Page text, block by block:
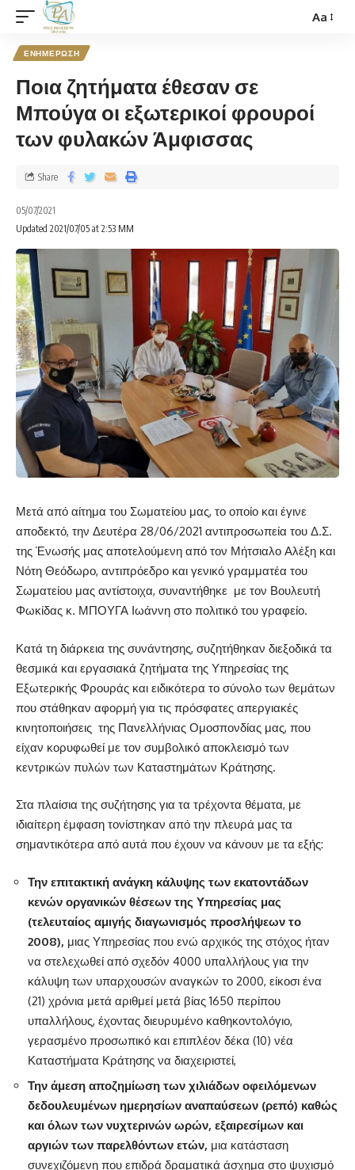
Aa
ΕΝΗΜΕΡΩΣΗ
Ποια ζητήματα έθεσαν σε
Μπούγα οι εξωτερικοί φρουροί
των φυλακών Άμφισσας
05/07/2021
Updated 2021/07/05 at 2:53 ΜΜ
Share
Μετά από αίτημα του Σωματείου μας, το οποίο και έγινε
αποδεκτό, την Δευτέρα 28/06/2021 αντιπροσωπεία του Δ.Σ.
της Ένωσής μας αποτελούμενη από τον Μήτσιαλο Αλέξη και
Νότη Θεόδωρο, αντιπρόεδρο και γενικό γραμματέα του
Σωματείου μας αντίστοιχα, συναντήθηκε με τον Βουλευτή
Φωκίδας κ. ΜΠΟΥΓΑ Ιωάννη στο πολιτικό του γραφείο.
Κατά τη διάρκεια της συνάντησης, συζητήθηκαν διεξοδικά τα
θεσμικά και εργασιακά ζητήματα της Υπηρεσίας της
Εξωτερικής Φρουράς και ειδικότερα το σύνολο των θεμάτων
που στάθηκαν αφορμή για τις πρόσφατες απεργιακές
κινητοποιήσεις της Πανελλήνιας Ομοσπονδίας μας, που
είχαν κορυφωθεί με τον συμβολικό αποκλεισμό των
κεντρικών πυλών των Καταστημάτων Κράτησης.
Στα πλαίσια της συζήτησης για τα τρέχοντα θέματα, με
ιδιαίτερη έμφαση τονίστηκαν από την πλευρά μας τα
σημαντικότερα από αυτά που έχουν να κάνουν με τα εξής:
Την επιτακτική ανάγκη κάλυψης των εκατοντάδων
κενών οργανικών θέσεων της Υπηρεσίας μας
(τελευταίος αμιγής διαγωνισμός προσλήψεων το
2008), μιας Υπηρεσίας που ενώ αρχικός της στόχος ήταν
να στελεχωθεί από σχεδόν 4000 υπαλλήλους για την
κάλυψη των υπαρχουσών αναγκών το 2000, είκοσι ένα
(21) χρόνια μετά αριθμεί μετά βίας 1650 περίπου
υπαλλήλους, έχοντας διευρυμένο καθηκοντολόγιο,
γερασμένο προσωπικό και επιπλέον δέκα (10) νέα
Καταστήματα Κράτησης να διαχειριστεί,
Την άμεση αποζημίωση των χιλιάδων οφειλόμενων
δεδουλευμένων ημερησίων αναπαύσεων (ρεπό) καθώς
και όλων των νυχτερινών ωρών, εξαιρεσίμων και
αργιών των παρελθόντων ετών, μια κατάσταση
συνεχιζόμενη που επιδρά δραματικά άσχημα στο ψυχισμό